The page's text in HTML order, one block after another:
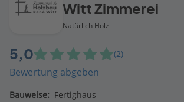
Witt Zimmerei
Natürlich Holz
5,0 (2)
Bewertung abgeben
Bauweise: Fertighaus